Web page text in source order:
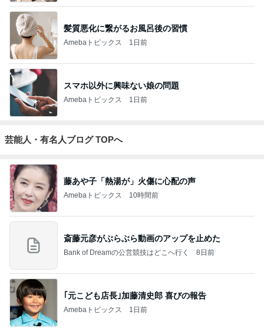
髪質悪化に繋がるお風呂後の習慣
Amebaトピックス 1日前
スマホ以外に興味ない娘の問題
Amebaトピックス 1日前
芸能人・有名人ブログ TOPへ
藤あや子「熱湯が」火傷に心配の声
Amebaトピックス 10時間前
斎藤元彦がぶらぶら動画のアップを止めた
Bank of Dreamの公営競技はどこへ行く 8日前
｢元こども店長｣加藤清史郎 喜びの報告
Amebaトピックス 1日前